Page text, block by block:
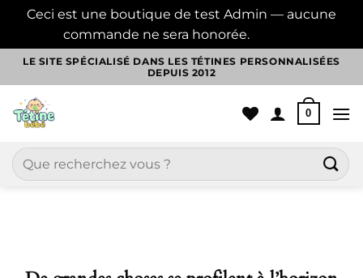
Ceci est une boutique de test Admin — aucune
commande ne sera honorée.
Passer
contenu
LE SITE SPÉCIALISÉ DANS LES TÉTINES PERSONNALISÉES
DEPUIS 2012
0
Recherche
pour :